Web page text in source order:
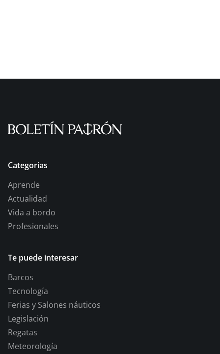
Categorias
Aprende
Actualidad
Vida a bordo
Profesionales
Te puede interesar
Barcos
Tecnología
Ferias y Salones náuticos
Legislación
Regatas
Meteorología